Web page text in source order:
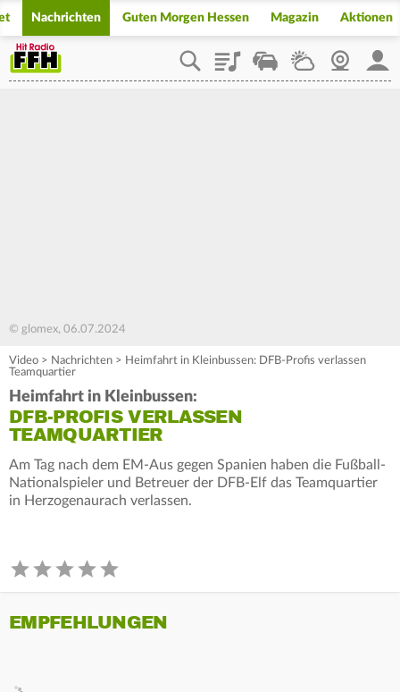
Nachrichten Guten Morgen Hessen Magazin Aktionen
PlaylistStaupilotWetterWebcam
© glomex, 06.07.2024
Video > Nachrichten > Heimfahrt in Kleinbussen: DFB-Profis verlassen
Teamquartier
Heimfahrt in Kleinbussen:
DFB-PROFIS VERLASSEN
TEAMQUARTIER
Am Tag nach dem EM-Aus gegen Spanien haben die Fußball-
Nationalspieler und Betreuer der DFB-Elf das Teamquartier
in Herzogenaurach verlassen.
EMPFEHLUNGEN